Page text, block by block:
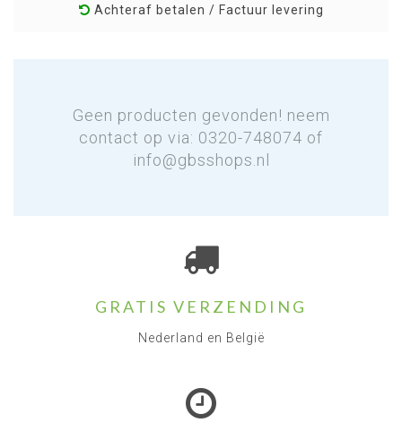
Achteraf betalen / Factuur levering
Geen producten gevonden! neem
contact op via: 0320-748074 of
info@gbsshops.nl
GRATIS VERZENDING
Nederland en België